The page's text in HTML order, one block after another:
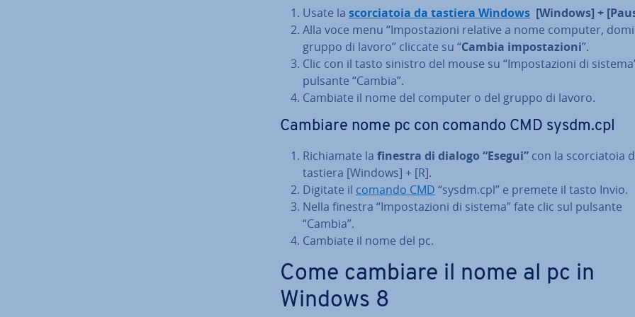
Usate la scor­cia­to­ia da tastiera Windows [Windows] +
Alla voce menu “Im­po­sta­zio­ni relative a nome computer,
gruppo di lavoro” cliccate su “Cambia im­po­sta­zio­ni”.
Clic con il tasto sinistro del mouse su “Im­po­sta­zio­ni di
pulsante “Cambia”.
Cambiate il nome del computer o del gruppo di lavoro.
Cambiare nome pc con comando CMD sysdm.cpl
Ri­chia­ma­te la finestra di dialogo “Esegui” con la scor­cia­to­ia
tastiera [Windows] + [R].
Digitate il comando CMD “sysdm.cpl” e premete il tasto Invio.
Nella finestra “Im­po­sta­zio­ni di sistema” fate clic sul pulsante
“Cambia”.
Cambiate il nome del pc.
Come cambiare il nome al pc in
Windows 8